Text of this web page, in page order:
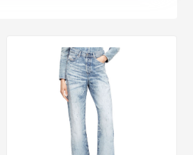
满$200享8.5折优惠+部分送好礼
Bloomingdales
LN-CC：限时大促！入手 Ganni、Acne、
低至4折+额外8折